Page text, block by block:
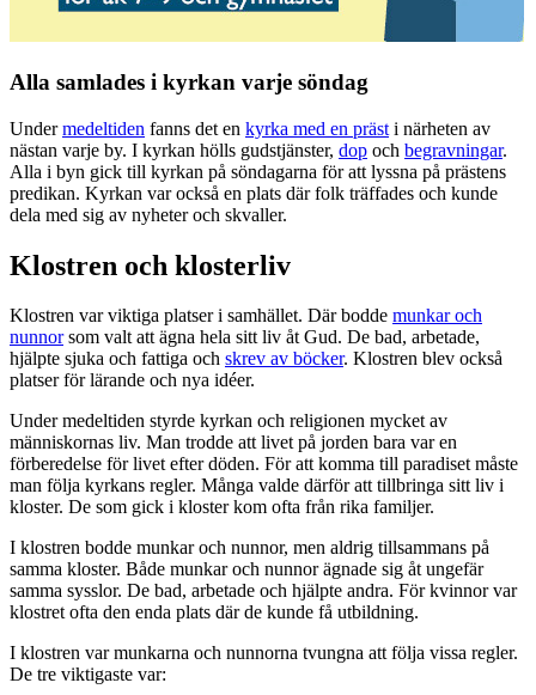
Alla samlades i kyrkan varje söndag
Undermedeltiden fanns det en kyrka med en präst i närheten av
nästan varje by. I kyrkan hölls gudstjänster, dop och begravningar.
Alla i byn gick till kyrkan på söndagarna för att lyssna på prästens
predikan. Kyrkan var också en plats där folk träffades och kunde
dela med sig av nyheter och skvaller.
Klostren och klosterliv
Klostren var viktiga platser i samhället. Där bodde munkar och
nunnorsom valt att ägna hela sitt liv åt Gud. De bad, arbetade,
hjälpte sjuka och fattiga och skrev av böcker. Klostren blev också
platser för lärande och nya idéer.
Under medeltiden styrde kyrkan och religionen mycket av
människornas liv. Man trodde att livet på jorden bara var en
förberedelse för livet efter döden. För att komma till paradiset måste
man följa kyrkans regler. Många valde därför att tillbringa sitt liv i
kloster. De som gick i kloster kom ofta från rika familjer.
I klostren bodde munkar och nunnor, men aldrig tillsammans på
samma kloster. Både munkar och nunnor ägnade sig åt ungefär
samma sysslor. De bad, arbetade och hjälpte andra. För kvinnor var
klostret ofta den enda plats där de kunde få utbildning.
I klostren var munkarna och nunnorna tvungna att följa vissa regler.
De tre viktigaste var: